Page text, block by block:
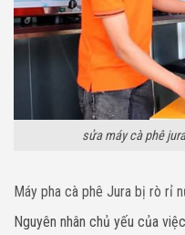
sửa máy cà phê
Máy pha cà phê Jura bị rò rỉ
Nguyên nhân chủ yếu của